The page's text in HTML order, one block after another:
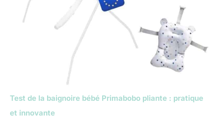
Test de la baignoire bébé Primabobo pliante : pratique
et innovante